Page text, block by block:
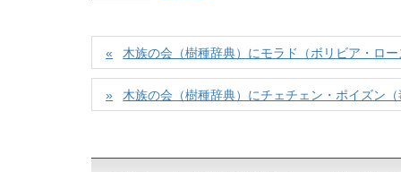
木族の会（樹種辞典）にモラド（ボリビア・ロ
木族の会（樹種辞典）にチェチェン・ポイズン